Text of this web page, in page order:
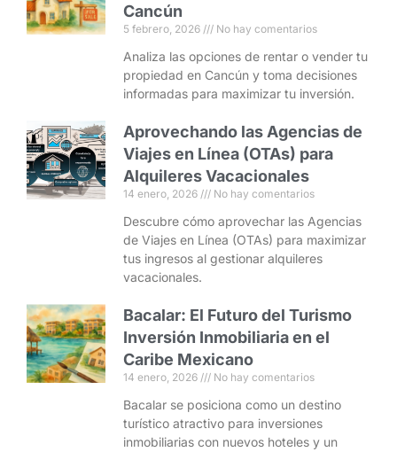
Cancún
5 febrero, 2026 No hay comentarios
Analiza las opciones de rentar o vender tu
propiedad en Cancún y toma decisiones
informadas para maximizar tu inversión.
Aprovechando las Agencias de
Viajes en Línea (OTAs) para
Alquileres Vacacionales
14 enero, 2026 No hay comentarios
Descubre cómo aprovechar las Agencias
de Viajes en Línea (OTAs) para maximizar
tus ingresos al gestionar alquileres
vacacionales.
Bacalar: El Futuro del Turismo
Inversión Inmobiliaria en el
Caribe Mexicano
14 enero, 2026 No hay comentarios
Bacalar se posiciona como un destino
turístico atractivo para inversiones
inmobiliarias con nuevos hoteles y un